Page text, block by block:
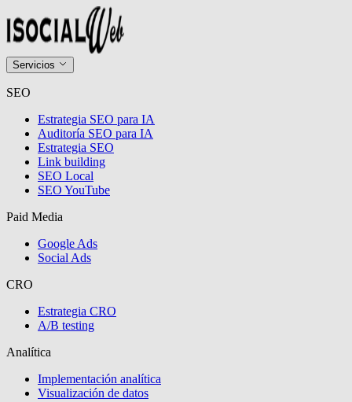
Servicios
SEO
Estrategia SEO para IA
Auditoría SEO para IA
Estrategia SEO
Link building
SEO Local
SEO YouTube
Paid Media
Google Ads
Social Ads
CRO
Estrategia CRO
A/B testing
Analítica
Implementación analítica
Visualización de datos